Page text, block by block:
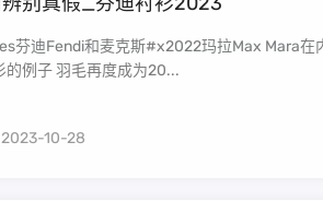
芬迪Fendi和麦克斯#x2022玛拉Max Mara在
的例子 羽毛再度成为20...
2023-10-28